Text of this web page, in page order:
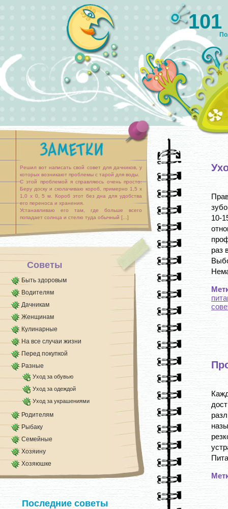
Решил вот написать свой совет для дачников, у
которых возникают проблемы с тарой для воды.
С этой проблемой я справляюсь очень просто:
Беру доску и сколачиваю короб, примерно 1,5 x
1,0 x 0, 5 м. Короб этот без дна для удобства
его переноса и хранения.
Устанавливаю его там, где больше всего
попадает солнца и стелю туда обычный [...]
Советы
Быть здоровым
Водителям
Дачникам
Женщинам
Кулинарные
На все случаи жизни
Перед покупкой
Разные
Уход за обувью
Уход за одеждой
Уход за украшениями
Родителям
Рыбаку
Семейные
Хозяину
Хозяюшке
Последние советы
10-
раз